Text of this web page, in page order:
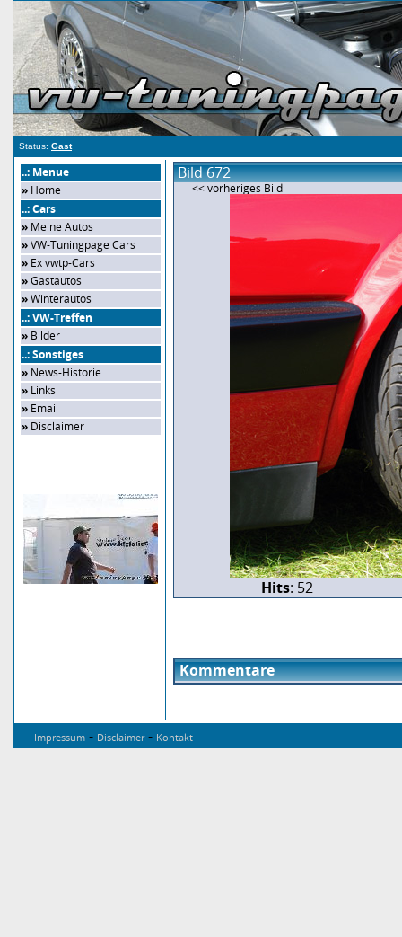
Status: Gast
..: Menue
» Home
..: Cars
» Meine Autos
»VW-Tuningpage Cars
» Ex vwtp-Cars
»Gastautos
»Winterautos
..: VW-Treffen
» Bilder
..: Sonstiges
» News-Historie
» Links
» Email
» Disclaimer
Bild 672
<< vorheriges Bild
Hits: 52
Kommentare
Impressum - Disclaimer- Kontakt